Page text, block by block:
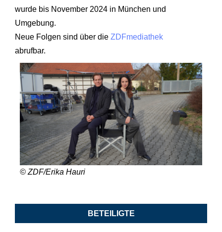
wurde bis November 2024 in München und
Umgebung.
Neue Folgen sind über die ZDFmediathek
abrufbar.
© ZDF/Erika Hauri
BETEILIGTE